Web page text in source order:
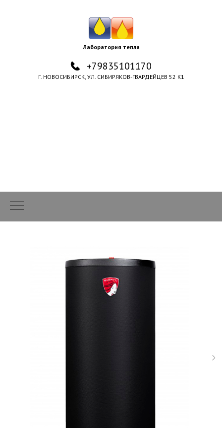
Лаборатория тепла
+79835101170
Г. НОВОСИБИРСК, УЛ. СИБИРЯКОВ-ГВАРДЕЙЦЕВ 52 К1